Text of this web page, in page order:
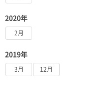
2020年
2月
2019年
3月 12月